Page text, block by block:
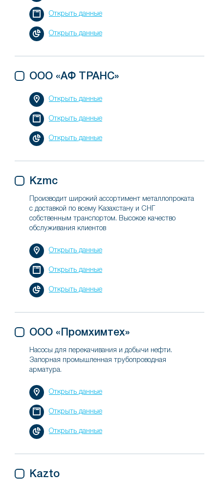
Открыть данные
Открыть данные
ООО «АФ ТРАНС»
Открыть данные
Открыть данные
Открыть данные
Kzmc
Производит широкий ассортимент металлопроката
с доставкой по всему Казахстану и СНГ
собственным транспортом. Высокое качество
обслуживания клиентов
Открыть данные
Открыть данные
Открыть данные
ООО «Промхимтех»
Насосы для перекачивания и добычи нефти.
Запорная промышленная трубопроводная
арматура.
Открыть данные
Открыть данные
Открыть данные
Kazto